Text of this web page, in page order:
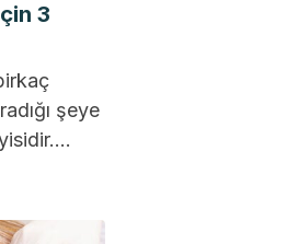
3
şeye